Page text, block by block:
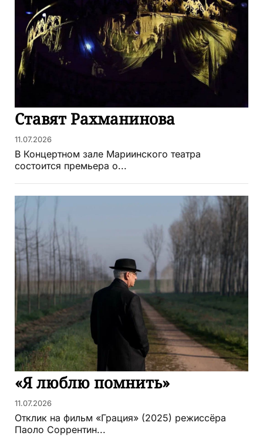
Ставят Рахманинова
11.07.2026
В Концертном зале Мариинского театра
состоится премьера о...
«Я люблю помнить»
11.07.2026
Отклик на фильм «Грация» (2025) режиссёра
Паоло Соррентин...